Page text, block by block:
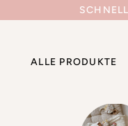
ALLE PRODUKTE